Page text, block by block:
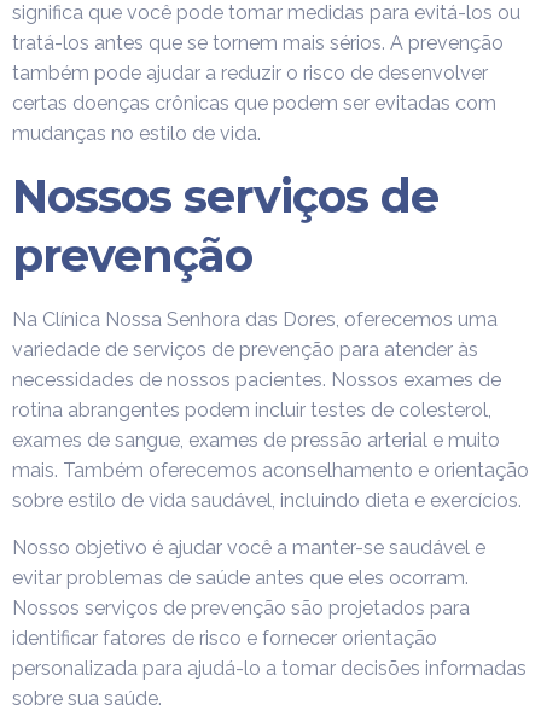
significa que você pode tomar medidas para evitá-los ou
tratá-los antes que se tornem mais sérios. A prevenção
também pode ajudar a reduzir o risco de desenvolver
certas doenças crônicas que podem ser evitadas com
mudanças no estilo de vida.
Nossos serviços de
prevenção
Na Clínica Nossa Senhora das Dores, oferecemos uma
variedade de serviços de prevenção para atender às
necessidades de nossos pacientes. Nossos exames de
rotina abrangentes podem incluir testes de colesterol,
exames de sangue, exames de pressão arterial e muito
mais. Também oferecemos aconselhamento e orientação
sobre estilo de vida saudável, incluindo dieta e exercícios.
Nosso objetivo é ajudar você a manter-se saudável e
evitar problemas de saúde antes que eles ocorram.
Nossos serviços de prevenção são projetados para
identificar fatores de risco e fornecer orientação
personalizada para ajudá-lo a tomar decisões informadas
sobre sua saúde.